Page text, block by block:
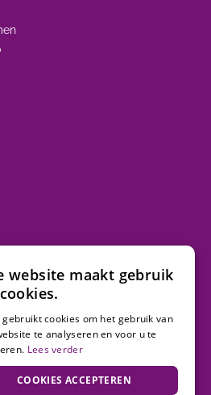
website maakt gebruik
cookies om het gebruik van
te analyseren en voor u te
Lees verder
COOKIES ACCEPTEREN